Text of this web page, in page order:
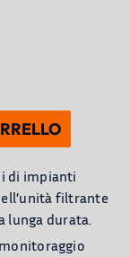
di impianti
filtrante
lunga durata.